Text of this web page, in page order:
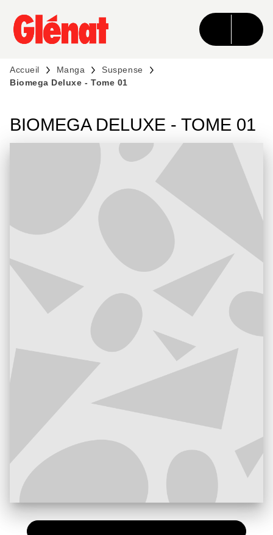
MENU RECHERCHE CONTENU
PIED DE PAGE
Accueil Manga
Suspense
Biomega Deluxe - Tome 01
BIOMEGA DELUXE - TOME 01